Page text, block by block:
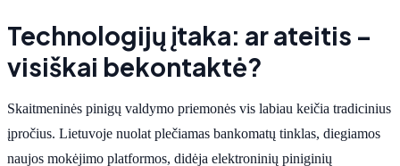
Technologijų įtaka: ar ateitis –
visiškai bekontaktė?
Skaitmeninės pinigų valdymo priemonės vis labiau keičia tradicinius
įpročius. Lietuvoje nuolat plečiamas bankomatų tinklas, diegiamos
naujos mokėjimo platformos, didėja elektroninių piniginių